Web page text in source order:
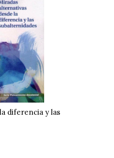
diferencia y las